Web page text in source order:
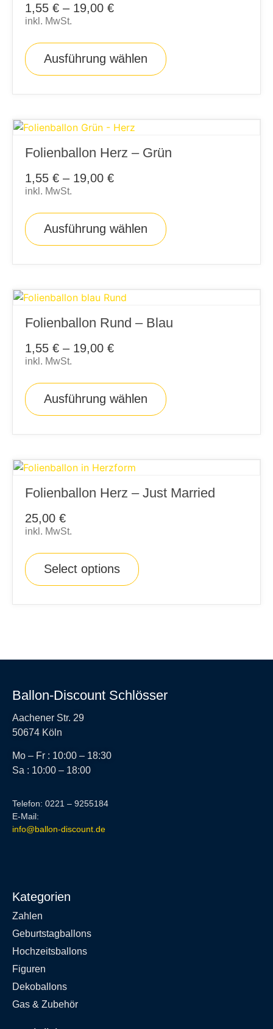
1,55 € – 19,00 €
inkl. MwSt.
Ausführung wählen
Folienballon Herz – Grün
1,55 € – 19,00 €
inkl. MwSt.
Ausführung wählen
Folienballon Rund – Blau
1,55 € – 19,00 €
inkl. MwSt.
Ausführung wählen
Folienballon Herz – Just Married
25,00 €
inkl. MwSt.
Select options
Ballon-Discount Schlösser
Aachener Str. 29
50674 Köln
Mo – Fr : 10:00 – 18:30
Sa : 10:00 – 18:00
Telefon: 0221 – 9255184
E-Mail:
info@ballon-discount.de
Kategorien
Zahlen
Geburtstagballons
Hochzeitsballons
Figuren
Dekoballons
Gas & Zubehör